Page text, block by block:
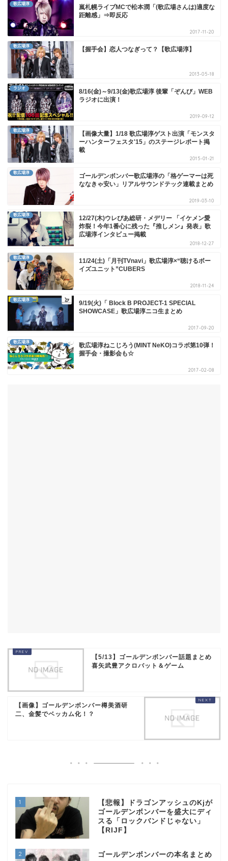
歌広場淳
嵐札幌ライブMCで松本潤「(歌広場さんは)適度な
距離感」⇒即反応
2017-11-20
歌広場淳 【握手会】恋人つなぎって？【歌広場淳】
2013-05-18
ラジオ
8/16(金)～9/13(金)歌広場淳 後輩「ぞんび」WEB
ラジオに出演！
2019-09-12
歌広場淳
【画像大量】1/18 歌広場淳ゲスト出演「モンスタ
ーハンターフェスタ'15」のステージレポート掲
載
2015-01-21
歌広場淳
ゴールデンボンバー歌広場淳の「格ゲーマーは死
ななきゃ安い」リアルサウンドテック連載まとめ
2019-03-10
歌広場淳
12/27(木)ウレぴあ総研・メデリー 「イケメン愛
炸裂！今年1番心に残った『推しメン』発表」歌
広場淳インタビュー掲載
2018-12-27
歌広場淳
11/24(土)「月刊TVnavi」歌広場淳×“聴けるボー
イズユニット”CUBERS
2018-11-24
歌広場淳
9/19(火)「 Block B PROJECT-1 SPECIAL
SHOWCASE」歌広場淳ニコ生まとめ
2017-09-20
歌広場淳
歌広場淳ねこじろう(MINT NeKO)コラボ第10弾！
握手会・撮影会も☆
2017-02-08
【5/13】ゴールデンボンバー話題まとめ
喜矢武豊アクロバット＆ゲーム
【画像】ゴールデンボンバー樽美酒研
二、金髪でベッカム化！？
1
【悲報】ドラゴンアッシュのKjが
ゴールデンボンバーを盛大にディ
スる「ロックバンドじゃない」
【RIJF】
2 ゴールデンボンバーの本名まとめ